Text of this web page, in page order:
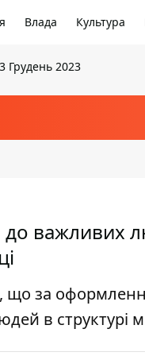
Влада Культура
Грудень 2023
до важливих
що за
в структурі